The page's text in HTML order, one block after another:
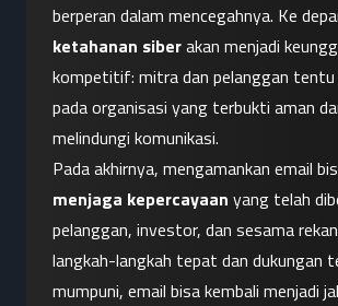
ketahanan siber akan menjadi
kompetitif: mitra dan pelanggan tentu
pada organisasi yang terbukti aman
melindungi komunikasi.
menjaga kepercayaan yang telah
pelanggan, investor, dan sesama
langkah-langkah tepat dan dukungan
mumpuni, email bisa kembali menjadi